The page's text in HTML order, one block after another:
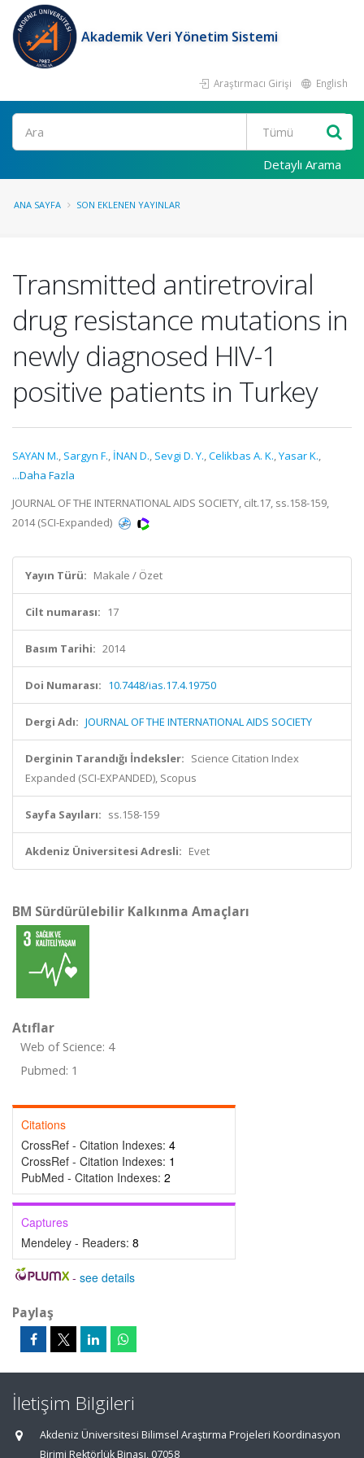
Akademik Veri Yönetim Sistemi
Araştırmacı Girişi English
Ara
Detaylı Arama
ANA SAYFA SON EKLENEN YAYINLAR
Transmitted antiretroviral
drug resistance mutations in
newly diagnosed HIV-1
positive patients in Turkey
SAYAN M., Sargyn F., İNAN D., Sevgi D. Y.,Celikbas A. K.,Yasar K.,
...Daha Fazla
JOURNAL OF THE INTERNATIONAL AIDS SOCIETY, cilt.17, ss.158-159,
2014 (SCI-Expanded)
Yayın Türü: Makale / Özet
Cilt numarası: 17
Basım Tarihi: 2014
Doi Numarası: 10.7448/ias.17.4.19750
Dergi Adı: JOURNAL OF THE INTERNATIONAL AIDS SOCIETY
Derginin Tarandığı İndeksler: Science Citation Index
Expanded (SCI-EXPANDED), Scopus
Sayfa Sayıları: ss.158-159
Akdeniz Üniversitesi Adresli: Evet
BM Sürdürülebilir Kalkınma Amaçları
Atıflar
Web of Science: 4
Pubmed: 1
Citations
CrossRef - Citation Indexes: 4
CrossRef - Citation Indexes: 1
PubMed - Citation Indexes: 2
Captures
Mendeley - Readers: 8
- see details
Paylaş
İletişim Bilgileri
Akdeniz Üniversitesi Bilimsel Araştırma Projeleri Koordinasyon
Birimi Rektörlük Binası, 07058